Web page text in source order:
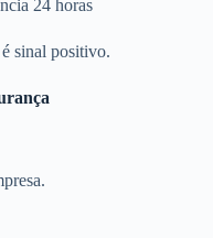
24 horas
é sinal positivo.